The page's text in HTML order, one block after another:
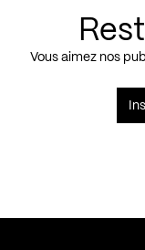
Vous aimez nos